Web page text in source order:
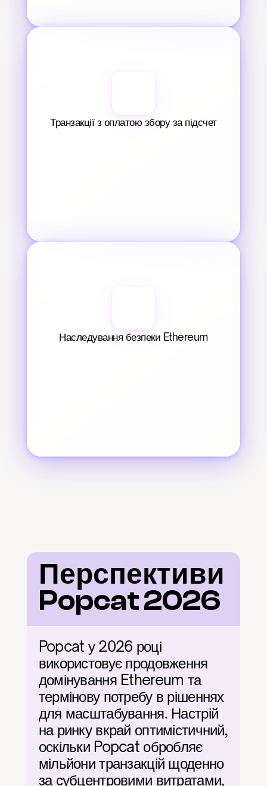
Транзакції з оплатою збору за підсчет
Наследування безпеки Ethereum
Перспективи
Popcat 2026
Popcat у 2026 році
використовує продовження
домінування Ethereum та
термінову потребу в рішеннях
для масштабування. Настрій
на ринку вкрай оптимістичний,
оскільки Popcat обробляє
мільйони транзакцій щоденно
за субцентровими витратами,